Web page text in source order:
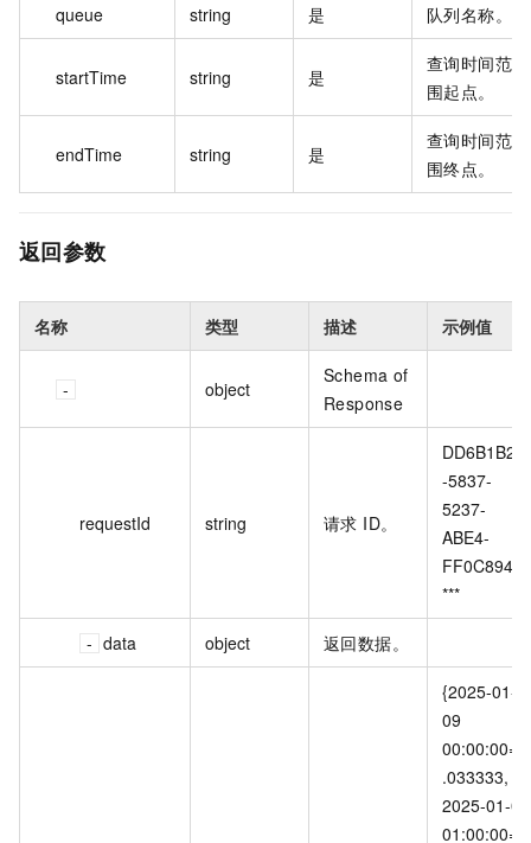
queue string 是 队列名称。
startTime string 是
查询时间范
围起点。
endTime string 是
查询时间范
围终点。
返回参数
名称 类型 描述 示例值
object
Schema of
Response
requestId string 请求 ID。
DD6B1B2A
-5837-
5237-
ABE4-
FF0C8944*
***
data object 返回数据。
{2025-01-
09
00:00:00=2
.033333,
2025-01-09
01:00:00=2